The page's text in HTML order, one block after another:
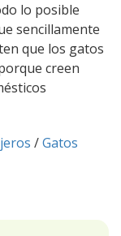
lo posible
sencillamente
que los gatos
creen
/Gatos